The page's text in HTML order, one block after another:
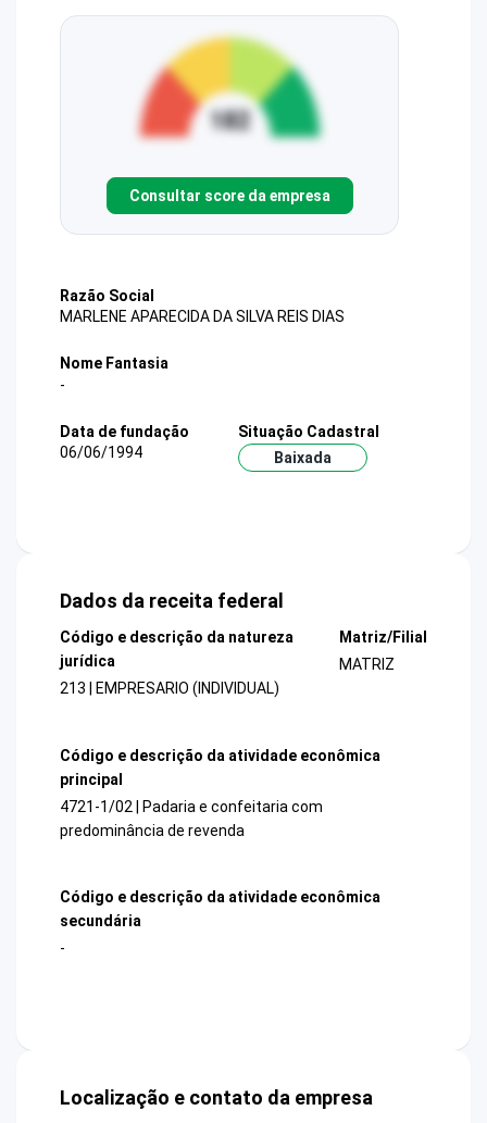
Consultar score da empresa
Razão Social
MARLENE APARECIDA DA SILVA REIS DIAS
Nome Fantasia
-
Data de fundação
06/06/1994
Situação Cadastral
Baixada
Dados da receita federal
Código e descrição da natureza
jurídica
213 | EMPRESARIO (INDIVIDUAL)
Matriz/Filial
MATRIZ
Código e descrição da atividade econômica
principal
4721-1/02 | Padaria e confeitaria com
predominância de revenda
Código e descrição da atividade econômica
secundária
-
Localização e contato da empresa